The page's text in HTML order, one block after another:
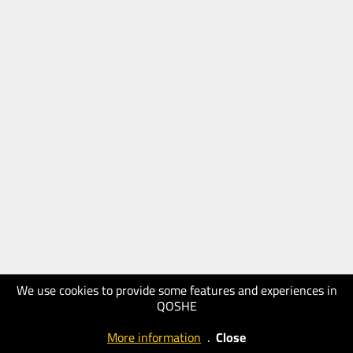
We use cookies to provide some features and experiences in
QOSHE
More information . Close